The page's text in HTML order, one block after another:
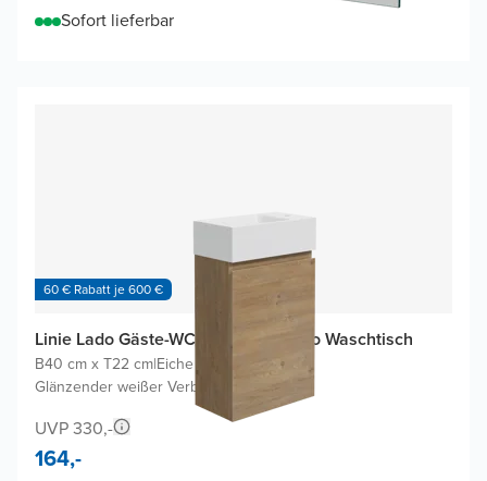
Sofort lieferbar
60 € Rabatt je 600 €
Linie Lado Gäste-WC Möbel mit Vano Waschtisch
B40 cm x T22 cm|Eiche Natur
Glänzender weißer Verbundmarmor
UVP 330,-
164,-